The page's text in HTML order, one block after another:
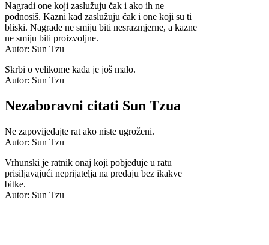
Nagradi one koji zaslužuju čak i ako ih ne
podnosiš. Kazni kad zaslužuju čak i one koji su ti
bliski. Nagrade ne smiju biti nesrazmjerne, a kazne
ne smiju biti proizvoljne.
Autor: Sun Tzu
Skrbi o velikome kada je još malo.
Autor: Sun Tzu
Nezaboravni citati Sun Tzua
Ne zapovijedajte rat ako niste ugroženi.
Autor: Sun Tzu
Vrhunski je ratnik onaj koji pobjeđuje u ratu
prisiljavajući neprijatelja na predaju bez ikakve
bitke.
Autor: Sun Tzu